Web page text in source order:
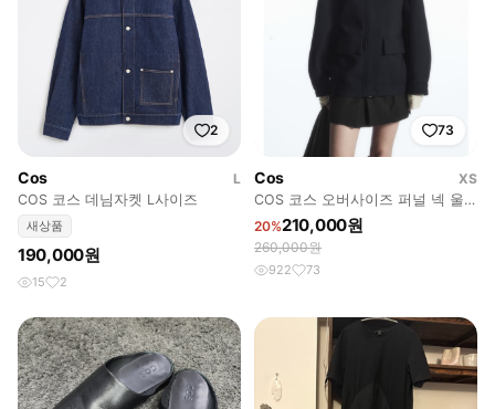
2
Cos
L
COS 코스 데님자켓 L사이즈
새상품
190,000원
15 2
73
Cos
XS
COS 코스 오버사이즈 퍼널 넥 울
봄버 재킷 1191469001
20%210,000원
260,000원
922 73